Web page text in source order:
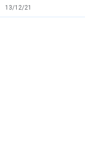
13/12/21